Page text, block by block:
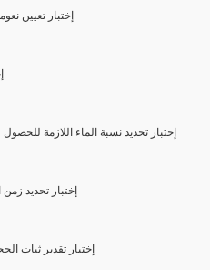
(37) إختبار تعيين
(39) إختبار تحديد نسبة الماء اللازمة
(40) إختبار تحديد
(41) إختبار تقدير